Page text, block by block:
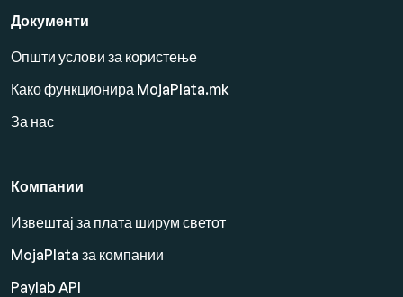
Документи
Општи услови за користење
Како функционира MojaPlata.mk
За нас
Компании
Извештај за плата ширум светот
MojaPlata за компании
Paylab API